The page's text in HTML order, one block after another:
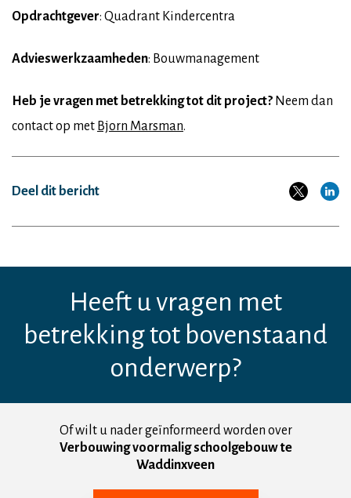
Opdrachtgever: Quadrant Kindercentra
Advieswerkzaamheden: Bouwmanagement
Heb je vragen met betrekking tot dit project? Neem dan
contact op met Bjorn Marsman.
Deel dit bericht
Heeft u vragen met
betrekking tot bovenstaand
onderwerp?
Of wilt u nader geïnformeerd worden over
Verbouwing voormalig schoolgebouw te
Waddinxveen